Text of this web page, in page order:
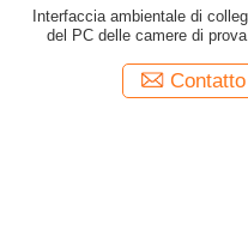
Interfaccia ambientale di
del PC delle camere di
Contatto